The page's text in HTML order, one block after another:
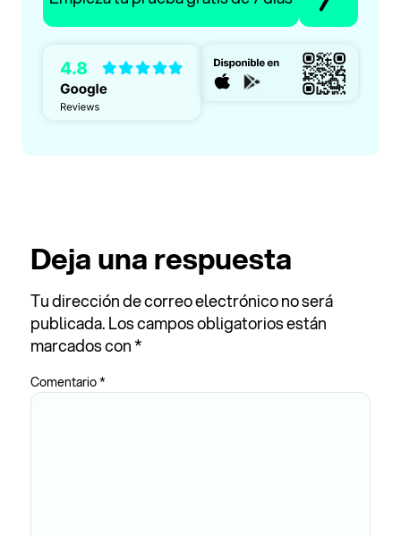
Deja una respuesta
Tu dirección de correo electrónico no será
publicada.Los campos obligatorios están
marcados con*
Comentario*